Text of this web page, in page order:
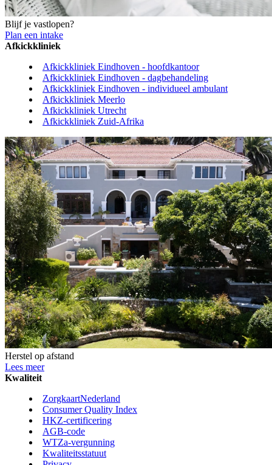
Blijf je vastlopen?
Plan een intake
Afkickkliniek
Afkickkliniek Eindhoven - hoofdkantoor
Afkickkliniek Eindhoven - dagbehandeling
Afkickkliniek Eindhoven - individueel ambulant
Afkickkliniek Meerlo
Afkickkliniek Utrecht
Afkickkliniek Zuid-Afrika
Herstel op afstand
Lees meer
Kwaliteit
ZorgkaartNederland
Consumer Quality Index
HKZ-certificering
AGB-code
WTZa-vergunning
Kwaliteitsstatuut